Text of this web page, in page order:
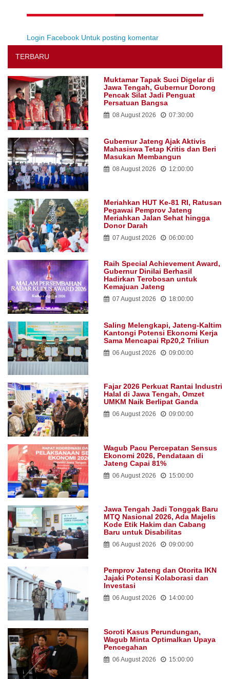
Login Facebook Untuk posting komentar
TERBARU
Muktamar Tapak Suci Digelar di
Jawa Tengah, Gubernur Dorong
Pencak Silat Jadi Penguat
Persatuan Bangsa
08 August 2026 07:30:00
Gubernur Jateng Ajak Aktivis
Mahasiswa Tetap Kritis dan Beri
Masukan Membangun
08 August 2026 12:00:00
Meriahkan HUT Ke-81 RI, Ratusan
Pegawai Pemprov Jateng
Meriahkan Jalan Sehat hingga
Donor Darah
07 August 2026 06:00:00
Raih Special Achievement Award,
Gubernur Dinilai Berhasil
Hadirkan Terobosan untuk
Kemajuan Jateng
07 August 2026 18:00:00
Saling Melengkapi, Jateng-Kaltim
Kantongi Potensi Ekonomi Kerja
Sama Mencapai Rp20,2 Triliun
06 August 2026 09:00:00
Fajar 2026 Perkuat Rantai Industri
Halal di Jawa Tengah, Omzet
UMKM Naik Berlipat Ganda
06 August 2026 09:00:00
Wagub Pacu Percepatan Sensus
Ekonomi 2026, Pendataan di
Jateng Capai 81%
06 August 2026 15:00:00
Jawa Tengah Jadi Tonggak Baru
MTQ Nasional 2026, Ada Majelis
Kode Etik Hakim dan Cabang
Baru untuk Disabilitas
06 August 2026 09:00:00
Pemprov Jateng dan Otorita IKN
Jajaki Potensi Kolaborasi dan
Investasi
06 August 2026 14:00:00
Soroti Kasus Perundungan,
Wagub Minta Optimalkan Upaya
Pencegahan
06 August 2026 15:00:00